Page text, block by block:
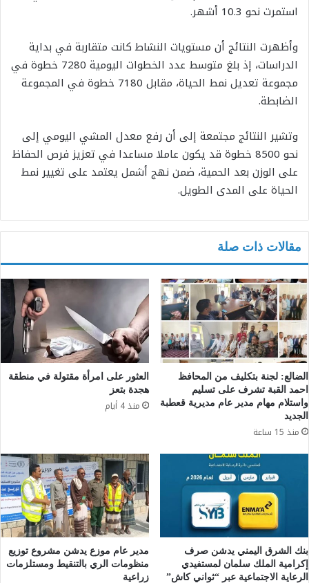
استمرت نحو 10.3 أشهر.
وأظهرت النتائج أن مستويات النشاط كانت متقاربة في بداية
الدراسات، إذ بلغ متوسط عدد الخطوات اليومية 7280 خطوة في
مجموعة تعديل نمط الحياة، مقابل 7180 خطوة في المجموعة
الضابطة.
وتشير النتائج مجتمعة إلى أن رفع معدل المشي اليومي إلى
نحو 8500 خطوة قد يكون عاملا مساعدا في تعزيز فرص الحفاظ
على الوزن بعد الحمية، ضمن نهج أشمل يعتمد على تغيير نمط
الحياة على المدى الطويل.
مقالات ذات صلة
الضالع: لجنة بتكليف من المحافظ
احمد القبة تشرف على تسليم
واستلام مهام مدير عام مديرية قعطبة
الجديد
منذ 15 ساعة
العثور على امرأة مقتولة في منطقة
هجدة بتعز
منذ 4 أيام
بنك الشرق اليمني يدشن صرف
إكرامية الملك سلمان لمستفيدي
الرعاية الاجتماعية عبر “ثواني كاش”
مدير عام موزع يدشن مشروع توزيع
منظومات الري بالتنقيط ومستلزمات
زراعية